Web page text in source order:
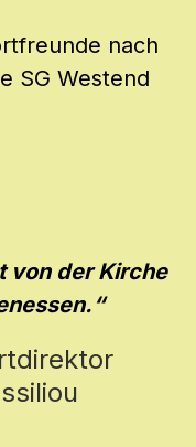
nach
SG Westend
von der Kirche